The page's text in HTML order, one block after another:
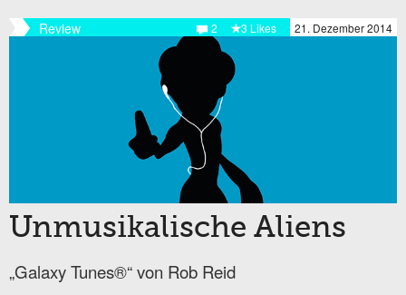
Review 21. Dezember 2014
3 Likes
2
Unmusikalische Aliens
„Galaxy Tunes®“ von Rob Reid